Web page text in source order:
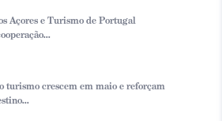
Açores e Turismo de Portugal
turismo crescem em maio e reforçam